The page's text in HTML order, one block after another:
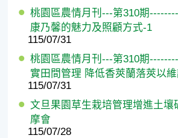
桃園區農情月刊---第310期
康乃馨的魅力及照顧方式-1
115/07/31
桃園區農情月刊---第310期
實田間管理 降低香莢蘭落莢以
115/07/31
文旦果園草生栽培管理增進土壤
摩會
115/07/28